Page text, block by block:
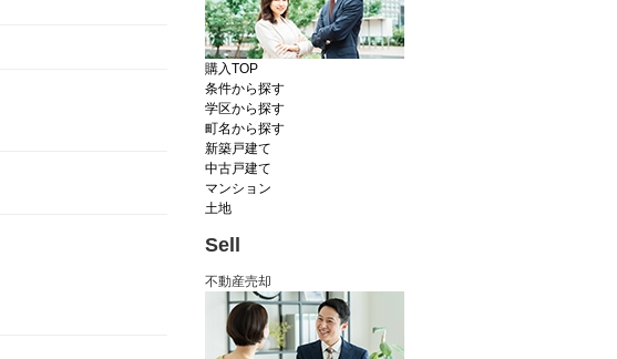
購入TOP
条件から探す
学区から探す
町名から探す
新築戸建て
中古戸建て
マンション
土地
Sell
不動産売却